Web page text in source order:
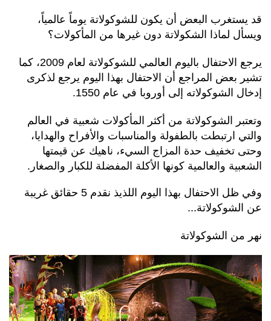
قد يستغرب البعض أن يكون للشوكولاتة يوماً عالمياً،
ويسأل لماذا الشكولاتة دون غيرها من المأكولات؟
يرجع الاحتفال باليوم العالمي للشوكولاتة لعام 2009، كما
تشير بعض المراجع أن الاحتفال بهذا اليوم يرجع لذكرى
إدخال الشوكولاته إلى أوروبا في عام 1550.
وتعتبر الشوكولاتة من أكثر المأكولات شعبية في العالم
والتي ارتبطت بالطفولة والمناسبات والأفراح والهدايا،
وحتى تخفيف حدة المزاج السيء، ناهيك عن قيمتها
الشعبية والعالمية كونها الأكلة المفضلة للكبار والصغار.
وفي ظل الاحتفال بهذا اليوم اللذيذ نقدم 5 حقائق غريبة
عن الشوكولاتة...
نهر من الشوكولاتة